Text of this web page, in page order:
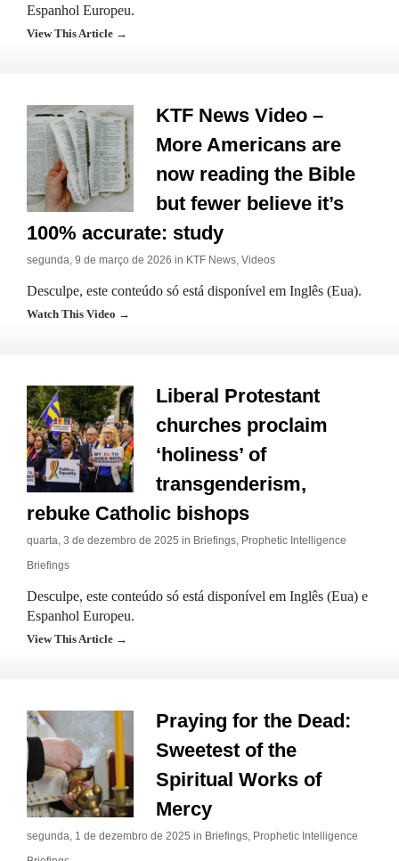
Espanhol Europeu.
View This Article →
KTF News Video –
More Americans are
now reading the Bible
but fewer believe it’s
100% accurate: study
segunda, 9 de março de 2026 in KTF News, Videos
Desculpe, este conteúdo só está disponível em Inglês (Eua).
Watch This Video →
Liberal Protestant
churches proclaim
‘holiness’ of
transgenderism,
rebuke Catholic bishops
quarta, 3 de dezembro de 2025 in Briefings, Prophetic Intelligence
Briefings
Desculpe, este conteúdo só está disponível em Inglês (Eua) e
Espanhol Europeu.
View This Article →
Praying for the Dead:
Sweetest of the
Spiritual Works of
Mercy
segunda, 1 de dezembro de 2025 in Briefings, Prophetic Intelligence